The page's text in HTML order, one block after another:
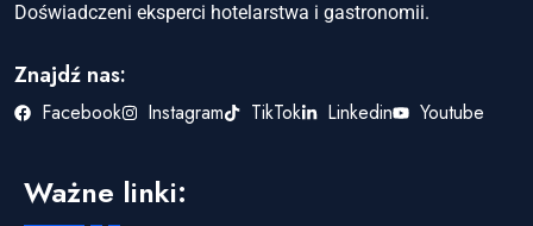
Doświadczeni eksperci hotelarstwa i gastronomii.
Znajdź nas:
Facebook Instagram TikTok Linkedin Youtube
Ważne linki: